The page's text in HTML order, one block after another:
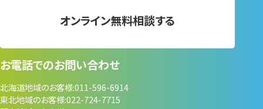
オンライン無料相談する
お電話でのお問い合わせ
北海道地域のお客様011-596-6914
東北地域のお客様022-724-7715